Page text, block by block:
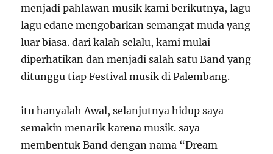
menjadi pahlawan musik kami berikutnya, lagu
lagu edane mengobarkan semangat muda yang
luar biasa. dari kalah selalu, kami mulai
diperhatikan dan menjadi salah satu Band yang
ditunggu tiap Festival musik di Palembang.
itu hanyalah Awal, selanjutnya hidup saya
semakin menarik karena musik. saya
membentuk Band dengan nama “Dream